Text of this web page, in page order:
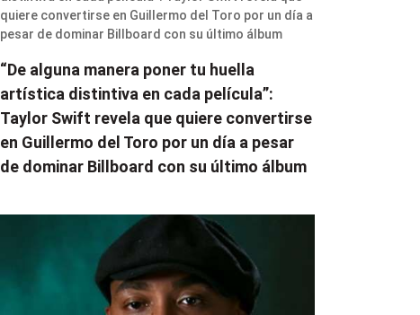
“De alguna manera poner tu huella
artística distintiva en cada película”:
Taylor Swift revela que quiere convertirse
en Guillermo del Toro por un día a pesar
de dominar Billboard con su último álbum